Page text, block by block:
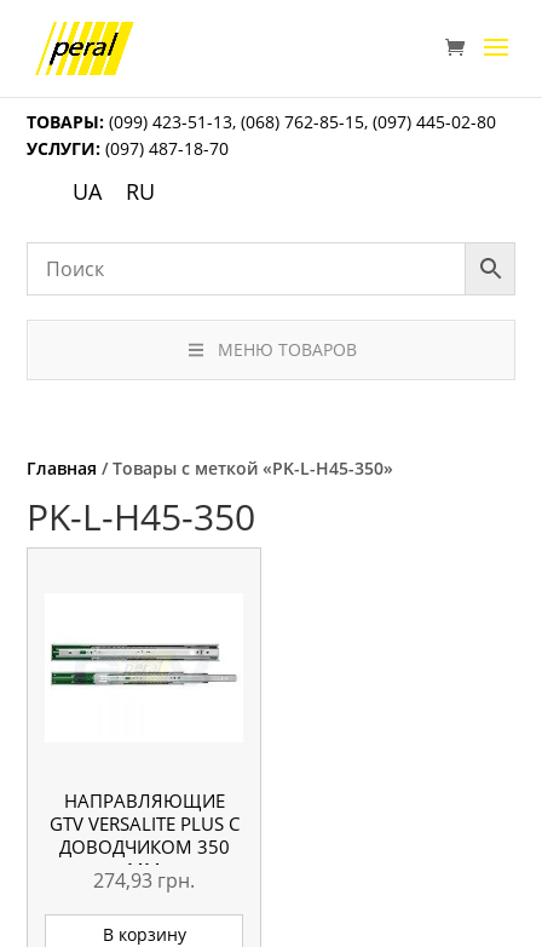
ТОВАРЫ: (099) 423-51-13,(068) 762-85-15,(097) 445-02-80
УСЛУГИ: (097) 487-18-70
UA RU
МЕНЮ ТОВАРОВ
Главная / Товары с меткой «PK-L-H45-350»
PK-L-H45-350
НАПРАВЛЯЮЩИЕ
GTV VERSALITE PLUS С
ДОВОДЧИКОМ 350
ММ
274,93 грн.
В корзину